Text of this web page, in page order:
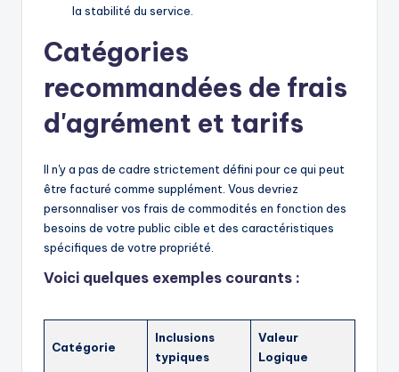
la stabilité du service.
Catégories
recommandées de frais
d'agrément et tarifs
Il n'y a pas de cadre strictement défini pour ce qui peut
être facturé comme supplément. Vous devriez
personnaliser vos frais de commodités en fonction des
besoins de votre public cible et des caractéristiques
spécifiques de votre propriété.
Voici quelques exemples courants :
Catégorie
Inclusions
typiques
Valeur
Logique